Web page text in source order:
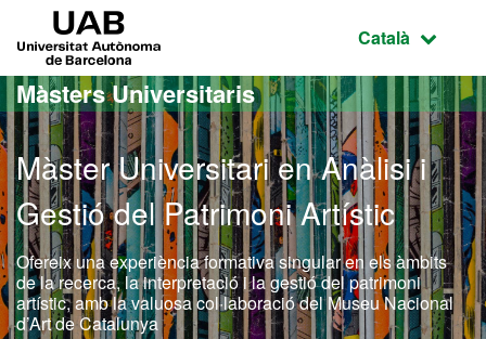
Ves al contingut principal
Ves a la navegació de la pàgina
Idioma
Català
Màsters Universitaris
Màster Universitari en Anàlisi i
Gestió del Patrimoni Artístic
Ofereix una experiència formativa singular en els àmbits
de la recerca, la interpretació i la gestió del patrimoni
artístic, amb la valuosa col·laboració del Museu Nacional
d’Art de Catalunya